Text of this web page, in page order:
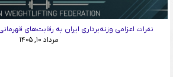
نفرات اعزامی وزنه‌برداری ایران به رقابت‌های
مرداد ۱۰, ۱۴۰۵